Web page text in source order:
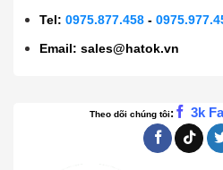
Tel:0975.877.458 -
Email:sales@hatok.vn
Theo dõi chúng tôi: 3k